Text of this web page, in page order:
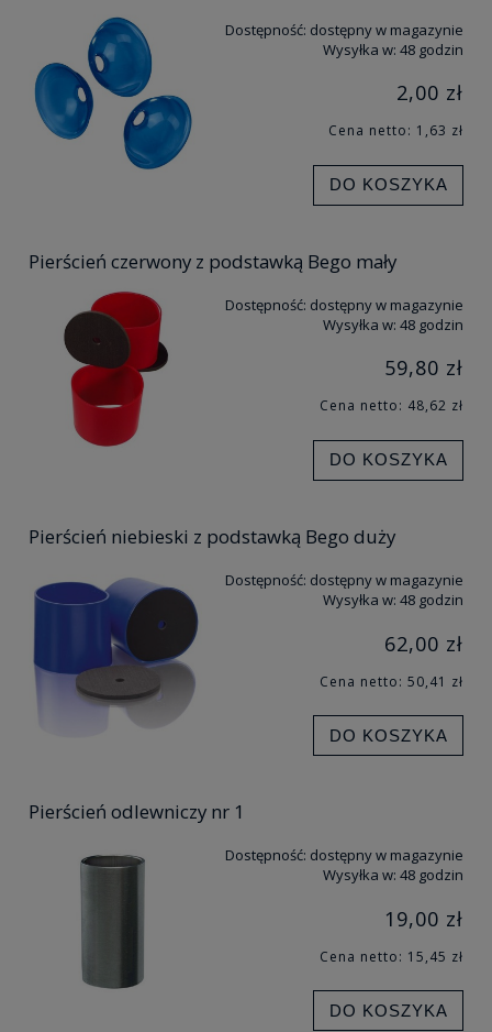
Dostępność: dostępny w magazynie
Wysyłka w: 48 godzin
2,00 zł
Cena netto: 1,63 zł
DO KOSZYKA
Pierścień czerwony z podstawką Bego mały
Dostępność: dostępny w magazynie
Wysyłka w: 48 godzin
59,80 zł
Cena netto: 48,62 zł
DO KOSZYKA
Pierścień niebieski z podstawką Bego duży
Dostępność: dostępny w magazynie
Wysyłka w: 48 godzin
62,00 zł
Cena netto: 50,41 zł
DO KOSZYKA
Pierścień odlewniczy nr 1
Dostępność: dostępny w magazynie
Wysyłka w: 48 godzin
19,00 zł
Cena netto: 15,45 zł
DO KOSZYKA